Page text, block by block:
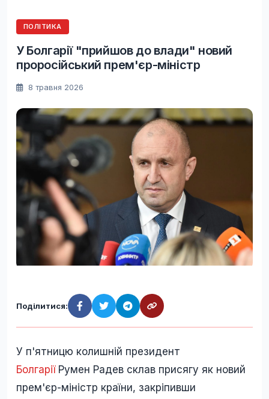
ПОЛІТИКА
У Болгарії "прийшов до влади" новий
проросійський прем'єр-міністр
8 травня 2026
Поділитися:
У п'ятницю колишній президент
БолгаріїРумен Радев склав присягу як новий
прем'єр-міністр країни, закріпивши